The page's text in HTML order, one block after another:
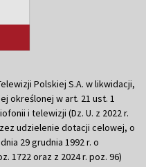
Polskiej S.A. w likwidacji,
określonej w art. 21 ust. 1
i telewizji (Dz. U. z 2022 r.
udzielenie dotacji celowej, o
29 grudnia 1992 r. o
1722 oraz z 2024 r. poz. 96)